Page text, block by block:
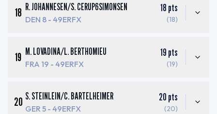
18 R. JOHANNESEN/S. CERUP6SIMONSEN
DEN 8 - 49ERFX
18 pts
(18)
19 M. LOVADINA/L. BERTHOMIEU
FRA 19 - 49ERFX
19 pts
(19)
20 S. STEINLEIN/C. BARTELHEIMER
GER 5- 49ERFX
20 pts
(20)